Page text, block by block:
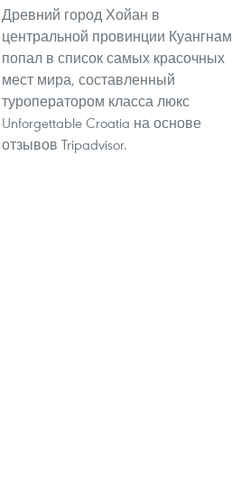
Древний город Хойан в
центральной провинции Куангнам
попал в список самых красочных
мест мира, составленный
туроператором класса люкс
Unforgettable Croatia на основе
отзывов Tripadvisor.